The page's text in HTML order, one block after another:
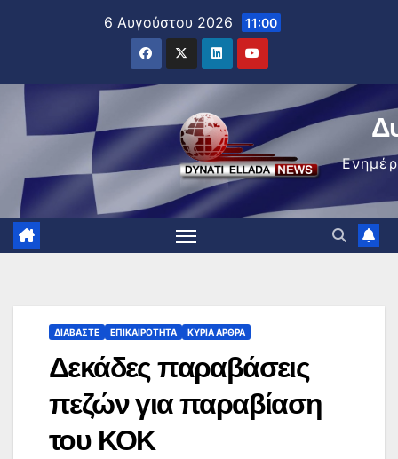
6 Αυγούστου 2026 11:00
ΔΙΑΒΆΣΤΕ ΕΠΙΚΑΙΡΌΤΗΤΑ ΚΥΡΙΑ ΑΡΘΡΑ
Δεκάδες παραβάσεις
πεζών για παραβίαση
του ΚΟΚ